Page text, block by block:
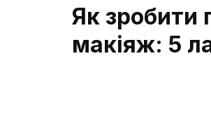
Як зробити
макіяж: 5